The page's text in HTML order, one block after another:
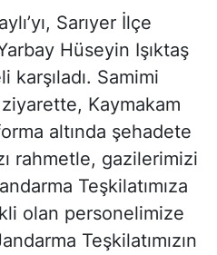
Sarıyer İlçe
Hüseyin Işıktaş
karşıladı. Samimi
Kaymakam
altında şehadete
rahmetle, gazilerimizi
Teşkilatımıza
olan personelimize
Teşkilatımızın
GÜNDEMİ